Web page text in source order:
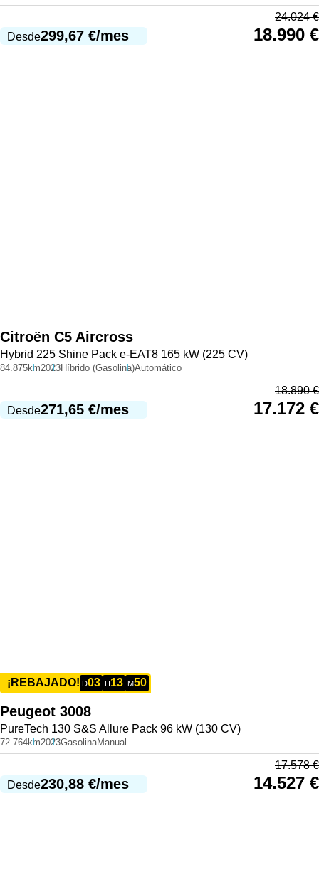
Desde299,67 €/mes
24.024€
18.990 €
Citroën C5 Aircross
Hybrid 225 Shine Pack e-EAT8 165 kW (225 CV)
84.875km2023Híbrido (Gasolina)Automático
Desde271,65 €/mes
18.890€
17.172 €
¡REBAJADO! D03 H13 M50
Peugeot 3008
PureTech 130 S&S Allure Pack 96 kW (130 CV)
72.764km2023GasolinaManual
Desde230,88 €/mes
17.578€
14.527 €